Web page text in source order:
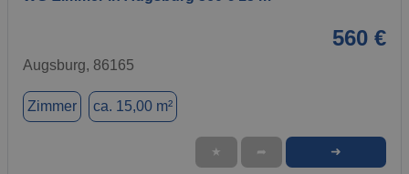
560 €
Augsburg, 86165
Zimmer ca. 15,00 m²
★ ➦ ➜